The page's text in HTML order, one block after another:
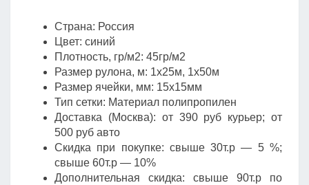
Страна: Россия
Цвет: синий
Плотность, гр/м2: 45гр/м2
Размер рулона, м: 1х25м, 1х50м
Размер ячейки, мм: 15х15мм
Тип сетки: Материал полипропилен
Доставка (Москва): от 390 руб курьер; от
500 руб авто
Скидка при покупке: свыше 30т.р — 5 %;
свыше 60т.р — 10%
Дополнительная скидка: свыше 90т.р по